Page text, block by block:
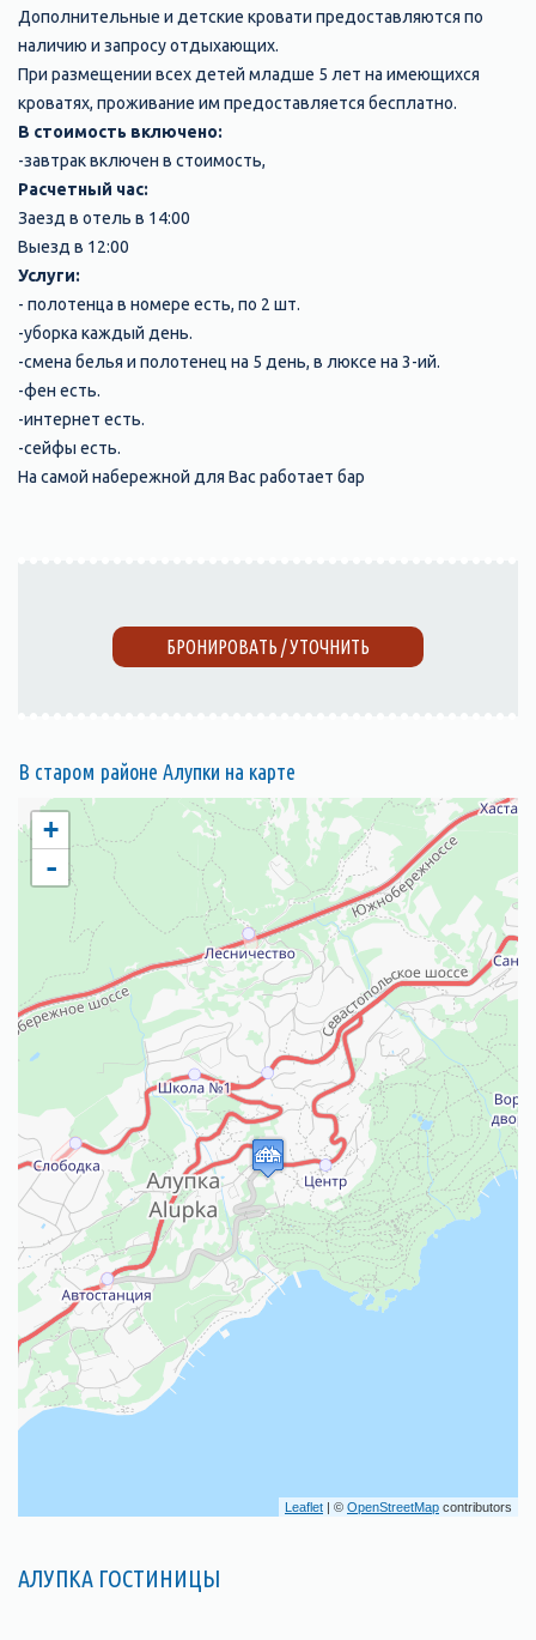
Дополнительные и детские кровати предоставляются по
наличию и запросу отдыхающих.
​При размещении всех детей младше 5 лет на имеющихся
кроватях, проживание им предоставляется бесплатно.
В стоимость включено:
-завтрак включен в стоимость,
Расчетный час:
Заезд в отель в 14:00
Выезд в 12:00
Услуги:
- полотенца в номере есть, по 2 шт.
-уборка каждый день.
-смена белья и полотенец на 5 день, в люксе на 3-ий.
-фен есть.
-интернет есть.
-сейфы есть.
На самой набережной для Вас работает бар
БРОНИРОВАТЬ / УТОЧНИТЬ
В старом районе Алупки на карте
+
-
Leaflet | © OpenStreetMap contributors
АЛУПКА ГОСТИНИЦЫ